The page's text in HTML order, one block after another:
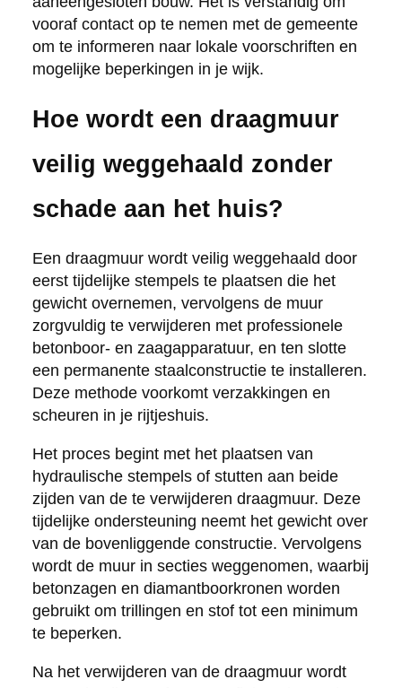
vooraf contact op te nemen met de gemeente
om te informeren naar lokale voorschriften en
mogelijke beperkingen in je wijk.
Hoe wordt een draagmuur
veilig weggehaald zonder
schade aan het huis?
Een draagmuur wordt veilig weggehaald door
eerst tijdelijke stempels te plaatsen die het
gewicht overnemen, vervolgens de muur
zorgvuldig te verwijderen met professionele
betonboor- en zaagapparatuur, en ten slotte
een permanente staalconstructie te installeren.
Deze methode voorkomt verzakkingen en
scheuren in je rijtjeshuis.
Het proces begint met het plaatsen van
hydraulische stempels of stutten aan beide
zijden van de te verwijderen draagmuur. Deze
tijdelijke ondersteuning neemt het gewicht over
van de bovenliggende constructie. Vervolgens
wordt de muur in secties weggenomen, waarbij
betonzagen en diamantboorkronen worden
gebruikt om trillingen en stof tot een minimum
te beperken.
Na het verwijderen van de draagmuur wordt